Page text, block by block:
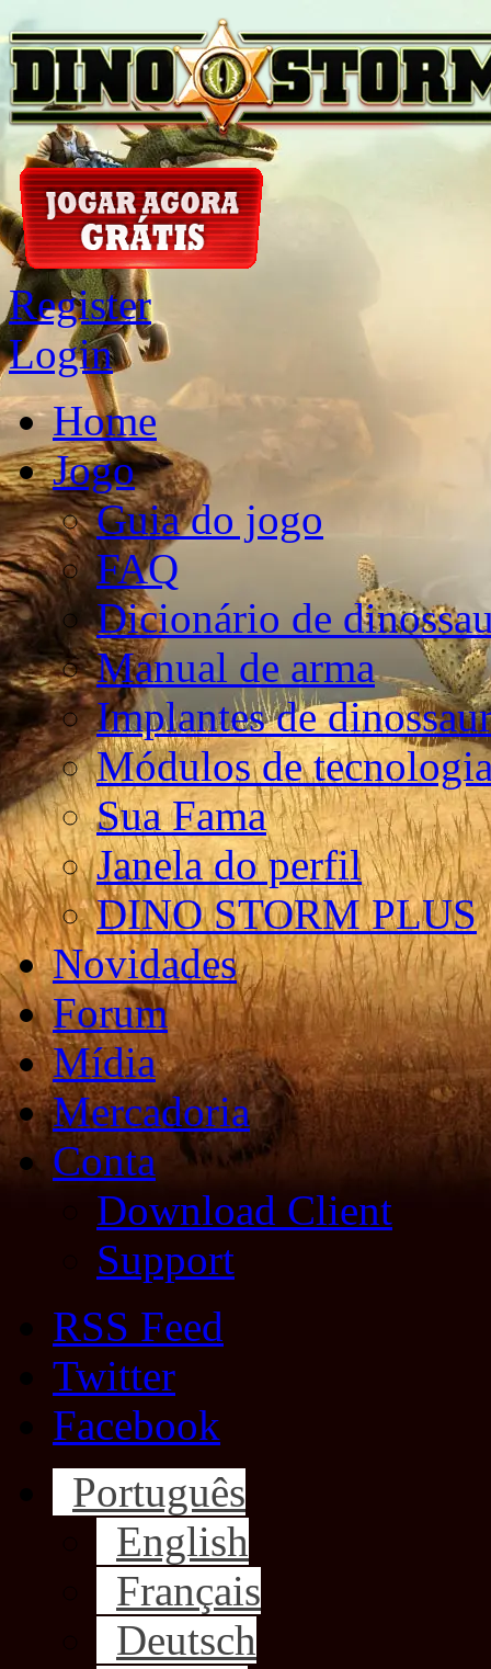
Register
Login
Home
Jogo
Guia do jogo
FAQ
Dicionário de
Manual de arma
Implantes de
Módulos de
Sua Fama
Janela do perfil
DINO STORM PLUS
Novidades
Forum
Mídia
Mercadoria
Conta
Download Client
Support
RSS Feed
Twitter
Facebook
Português
English
Français
Deutsch